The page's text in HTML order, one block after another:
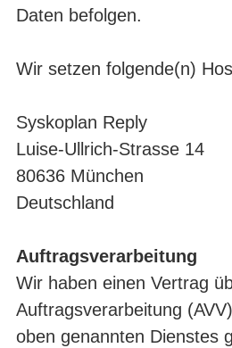
Daten befolgen.
Wir setzen folgende(n)
Syskoplan Reply
Luise-Ullrich-Strasse 14
80636 München
Deutschland
Auftragsverarbeitung
Wir haben einen Vertrag
Auftragsverarbeitung
oben genannten Dienstes